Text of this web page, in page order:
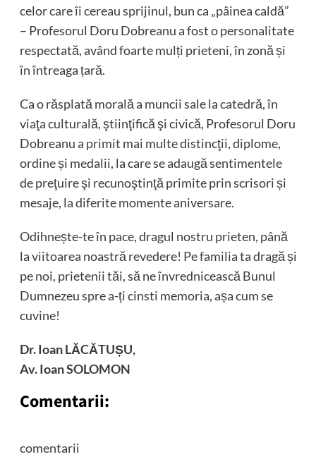
celor care îi cereau sprijinul, bun ca „pâinea caldă”
– Profesorul Doru Dobreanu a fost o personalitate
respectată, având foarte mulți prieteni, în zonă și
în întreaga țară.
Ca o răsplată morală a muncii sale la catedră, în
viaţa culturală, ştiinţifică şi civică, Profesorul Doru
Dobreanu a primit mai multe distincţii, diplome,
ordine și medalii, la care se adaugă sentimentele
de preţuire şi recunoştinţă primite prin scrisori și
mesaje, la diferite momente aniversare.
Odihnește-te în pace, dragul nostru prieten, până
la viitoarea noastră revedere! Pe familia ta dragă și
pe noi, prietenii tăi, să ne învrednicească Bunul
Dumnezeu spre a-ți cinsti memoria, așa cum se
cuvine!
Dr. Ioan LĂCĂTUȘU,
Av. Ioan SOLOMON
Comentarii:
comentarii